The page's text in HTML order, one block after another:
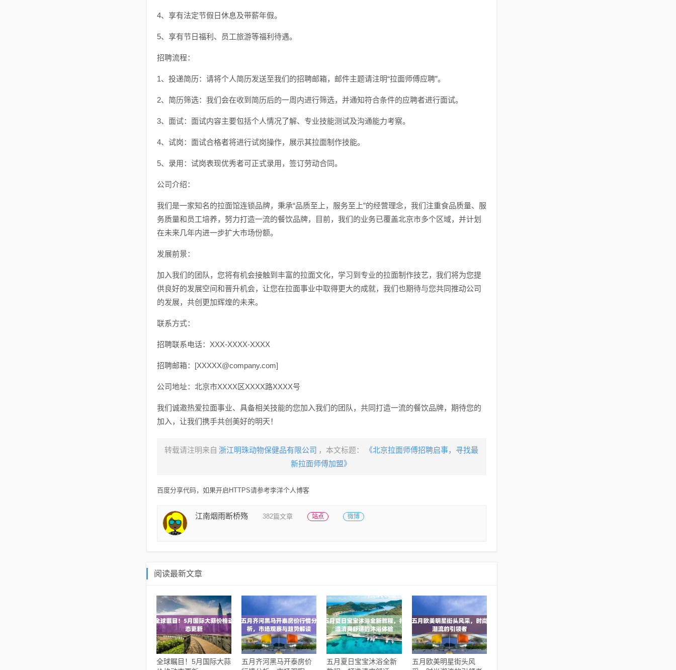
4、享有法定节假日休息及带薪年假。
5、享有节日福利、员工旅游等福利待遇。
招聘流程：
1、投递简历：请将个人简历发送至我们的招聘邮箱，邮件主题请注明“拉面师傅应聘”。
2、简历筛选：我们会在收到简历后的一周内进行筛选，并通知符合条件的应聘者进行面试。
3、面试：面试内容主要包括个人情况了解、专业技能测试及沟通能力考察。
4、试岗：面试合格者将进行试岗操作，展示其拉面制作技能。
5、录用：试岗表现优秀者可正式录用，签订劳动合同。
公司介绍：
我们是一家知名的拉面馆连锁品牌，秉承“品质至上，服务至上”的经营理念，我们注重食品质量、服
务质量和员工培养，努力打造一流的餐饮品牌，目前，我们的业务已覆盖北京市多个区域，并计划
在未来几年内进一步扩大市场份额。
发展前景：
加入我们的团队，您将有机会接触到丰富的拉面文化，学习到专业的拉面制作技艺，我们将为您提
供良好的发展空间和晋升机会，让您在拉面事业中取得更大的成就，我们也期待与您共同推动公司
的发展，共创更加辉煌的未来。
联系方式：
招聘联系电话：XXX-XXXX-XXXX
招聘邮箱：[XXXXX@company.com]
公司地址：北京市XXXX区XXXX路XXXX号
我们诚邀热爱拉面事业、具备相关技能的您加入我们的团队，共同打造一流的餐饮品牌，期待您的
加入，让我们携手共创美好的明天！
转载请注明来自 浙江明珠动物保健品有限公司 ，本文标题：
《北京拉面师傅招聘启事，寻找最
新拉面师傅加盟》
百度分享代码，如果开启HTTPS请参考李洋个人博客
江南烟雨断桥殇 382篇文章 站点 微博
阅读最新文章
全球瞩目！5月国际大蒜
五月齐河黑马开泰房价
五月夏日宝宝沐浴全新
五月欧美明星街头风